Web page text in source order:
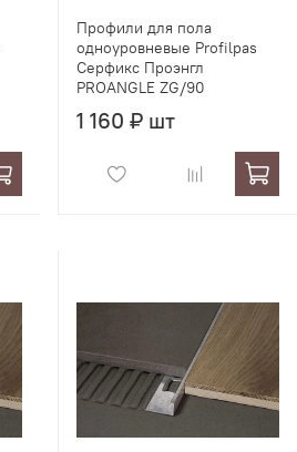
Профили для пола
одноуровневые Profilpas
Серфикс Проэнгл
PROANGLE ZG/90
1 160 ₽ шт